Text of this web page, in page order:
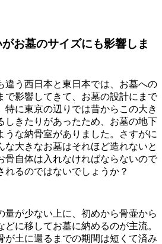
がお墓のサイズにも影響しま
う西日本と東日本では、お墓への
で影響してきて、お墓の設計にまで
特に東京の辺りでは昔からこの大き
しきたりがあったため、お墓の地下
うな納骨室がありました。さすがに
な大きなお墓はそれほど造れないと
骨自体は入れなければならないので
れるのではないでしょうか？
が少ない上に、初めから骨壷から
に移してお墓に納めるのが主流。
が土に還るまでの期間は短くて済み